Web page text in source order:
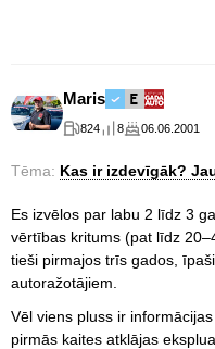
Maris
824 8 06.06.2001
Tēma: Kas ir izdevīgāk?
Es izvēlos par labu 2 līdz 3
vērtības kritums (pat līdz
tieši pirmajos trīs gados,
autoražotājiem.
Vēl viens pluss ir
pirmās kaites atklājas